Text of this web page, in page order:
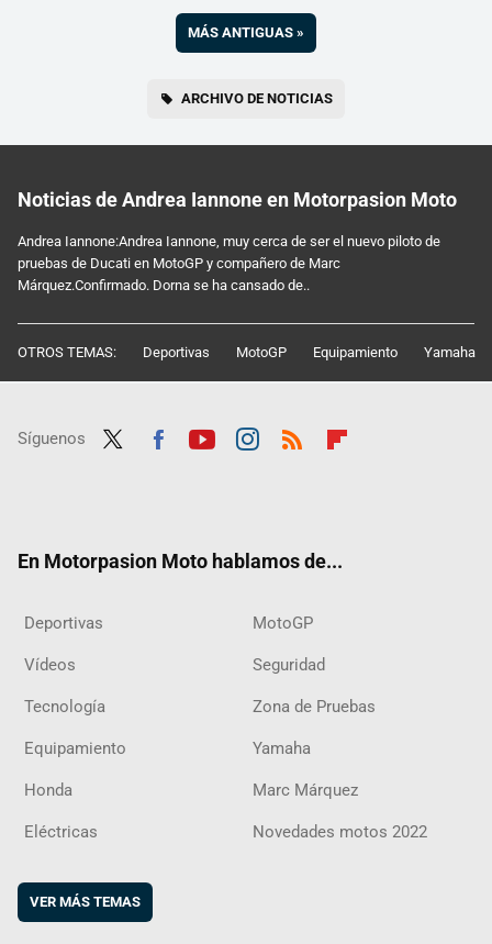
MÁS ANTIGUAS »
ARCHIVO DE NOTICIAS
Noticias de Andrea Iannone en Motorpasion Moto
Andrea Iannone:Andrea Iannone, muy cerca de ser el nuevo piloto de
pruebas de Ducati en MotoGP y compañero de Marc
Márquez.Confirmado. Dorna se ha cansado de..
OTROS TEMAS: Deportivas MotoGP Equipamiento Yamaha
Síguenos
En Motorpasion Moto hablamos de...
Deportivas MotoGP
Vídeos Seguridad
Tecnología Zona de Pruebas
Equipamiento Yamaha
Honda Marc Márquez
Eléctricas Novedades motos 2022
VER MÁS TEMAS